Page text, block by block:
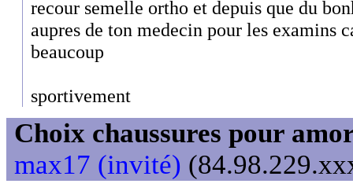
recour semelle ortho et depuis que du
aupres de ton medecin pour les examins
beaucoup
sportivement
Choix chaussures pour
max17 (invité)